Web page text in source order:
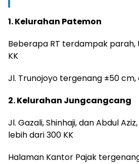
1. Kelurahan Patemon
Beberapa RT terdampak
KK
Jl. Trunojoyo tergenang ±50
2. Kelurahan Jungcangcang
Jl. Gazali, Shinhaji, dan Abdul
lebih dari 300 KK
Halaman Kantor Pajak